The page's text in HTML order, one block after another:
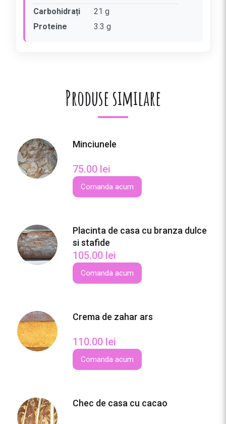
Carbohidrați
21 g
Proteine
3.3 g
Produse similare
Minciunele
75.00 lei
Comanda acum
Placinta de casa cu branza dulce
si stafide
105.00 lei
Comanda acum
Crema de zahar ars
110.00 lei
Comanda acum
Chec de casa cu cacao